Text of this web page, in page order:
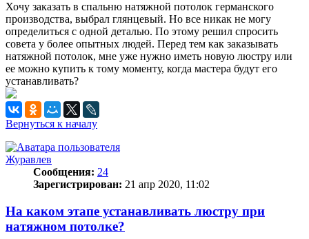
Хочу заказать в спальню натяжной потолок германского
производства, выбрал глянцевый. Но все никак не могу
определиться с одной деталью. По этому решил спросить
совета у более опытных людей. Перед тем как заказывать
натяжной потолок, мне уже нужно иметь новую люстру или
ее можно купить к тому моменту, когда мастера будут его
устанавливать?
Вернуться к началу
Журавлев
Сообщения: 24
Зарегистрирован: 21 апр 2020, 11:02
На каком этапе устанавливать люстру при
натяжном потолке?